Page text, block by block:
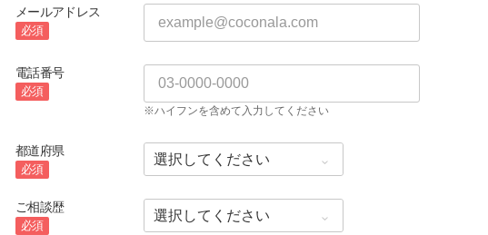
メールアドレス
必須
電話番号
必須
※ハイフンを含めて入力してください
都道府県
必須
ご相談歴
必須